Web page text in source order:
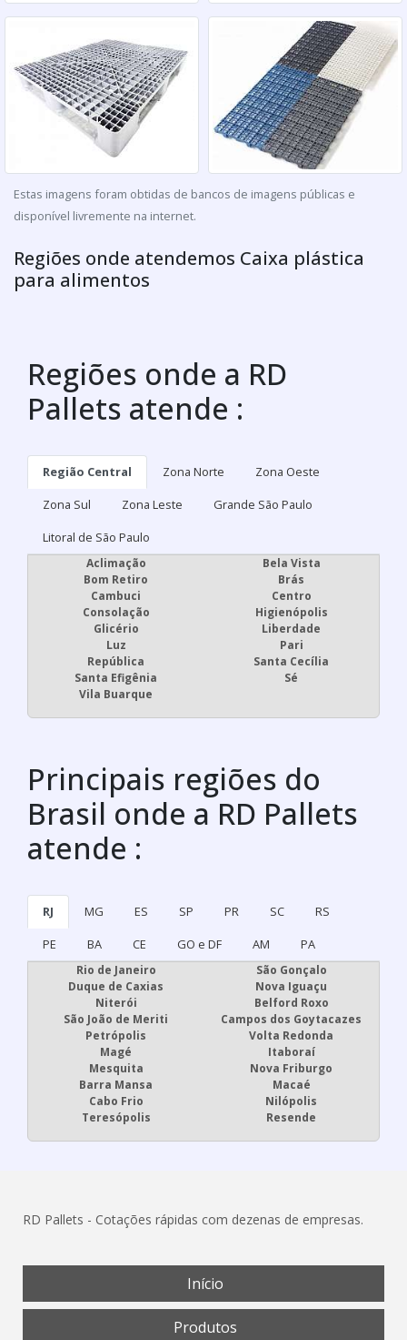
Estas imagens foram obtidas de bancos de imagens públicas e
disponível livremente na internet.
Regiões onde atendemos Caixa plástica
para alimentos
Regiões onde a RD
Pallets atende :
Região Central Zona Norte
Zona Oeste
Zona Sul
Zona Leste
Grande São Paulo
Litoral de São Paulo
Aclimação
Bela Vista
Bom Retiro
Brás
Cambuci
Centro
Consolação
Higienópolis
Glicério
Liberdade
Luz
Pari
República
Santa Cecília
Santa Efigênia
Sé
Vila Buarque
Principais regiões do
Brasil onde a RD Pallets
atende :
RJ MG ES SP PR SC
RS
PE
BA CE GO e DF AM PA
Rio de Janeiro
São Gonçalo
Duque de Caxias
Nova Iguaçu
Niterói
Belford Roxo
São João de Meriti
Campos dos Goytacazes
Petrópolis
Volta Redonda
Magé
Itaboraí
Mesquita
Nova Friburgo
Barra Mansa
Macaé
Cabo Frio
Nilópolis
Teresópolis
Resende
RD Pallets - Cotações rápidas com dezenas de empresas.
Início
Produtos